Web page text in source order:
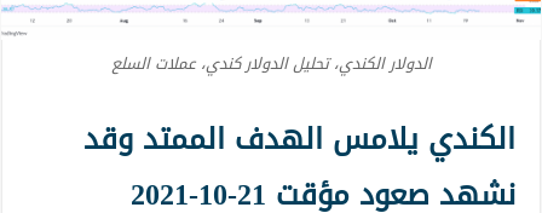
الدولار الكندي، تحليل الدولار كندي، عملات السلع
الكندي يلامس الهدف الممتد وقد
نشهد صعود مؤقت 21-10-2021